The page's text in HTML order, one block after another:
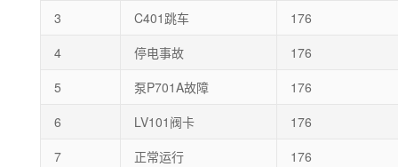
3
C401跳车
176
4
停电事故
176
5
泵P701A故障
176
6
LV101阀卡
176
7
正常运行 176